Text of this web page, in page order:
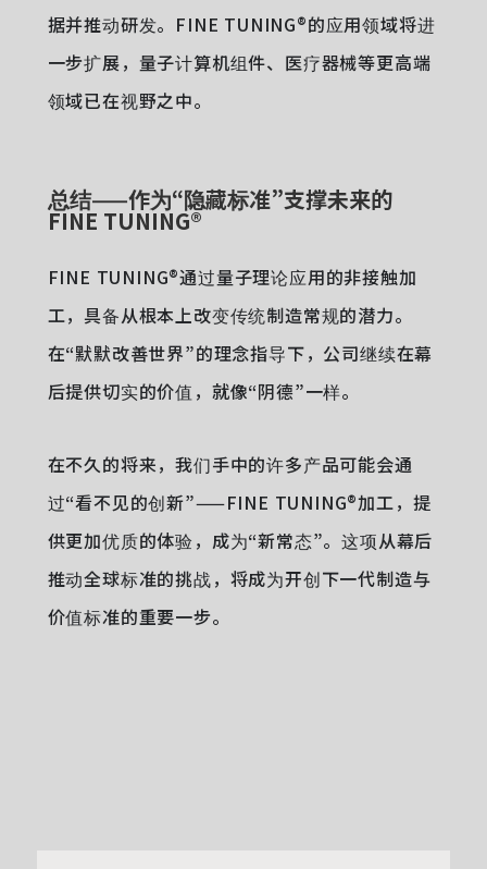
据并推动研发。FINE TUNING®的应用领域将进
一步扩展，量子计算机组件、医疗器械等更高端
领域已在视野之中。
总结——作为“隐藏标准”支撑未来的
FINE TUNING®
FINE TUNING®通过量子理论应用的非接触加
工，具备从根本上改变传统制造常规的潜力。
在“默默改善世界”的理念指导下，公司继续在幕
后提供切实的价值，就像“阴德”一样。
在不久的将来，我们手中的许多产品可能会通
过“看不见的创新”——FINE TUNING®加工，提
供更加优质的体验，成为“新常态”。这项从幕后
推动全球标准的挑战，将成为开创下一代制造与
价值标准的重要一步。